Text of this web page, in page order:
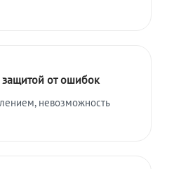
от ошибок
невозможность